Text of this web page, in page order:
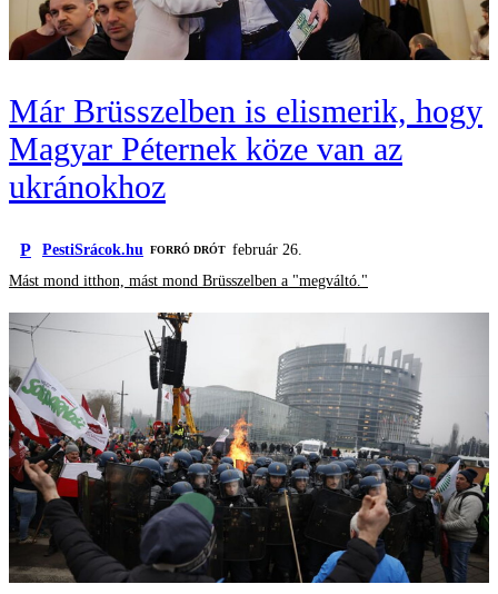
Már Brüsszelben is elismerik, hogy
Magyar Péternek köze van az
ukránokhoz
P PestiSrácok.hu FORRÓ DRÓT február 26.
Mást mond itthon, mást mond Brüsszelben a "megváltó."